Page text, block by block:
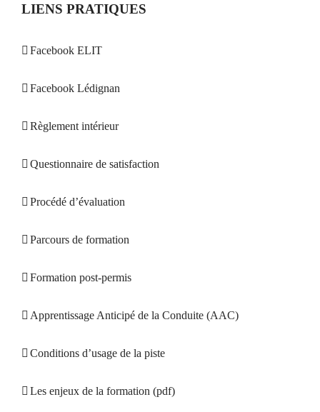
LIENS PRATIQUES
Facebook ELIT
Facebook Lédignan
Règlement intérieur
Questionnaire de satisfaction
Procédé d’évaluation
Parcours de formation
Formation post-permis
Apprentissage Anticipé de la Conduite (AAC)
Conditions d’usage de la piste
Les enjeux de la formation (pdf)